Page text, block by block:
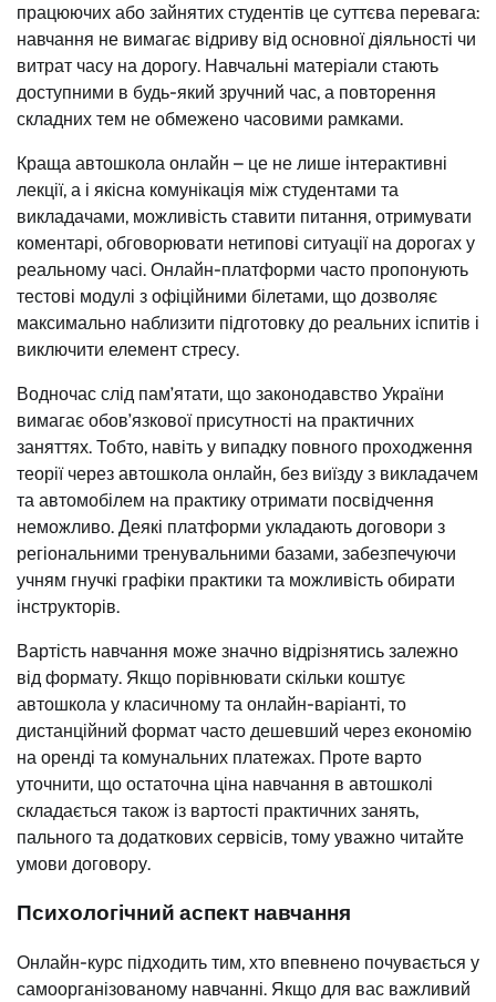
працюючих або зайнятих студентів це суттєва перевага:
навчання не вимагає відриву від основної діяльності чи
витрат часу на дорогу. Навчальні матеріали стають
доступними в будь-який зручний час, а повторення
складних тем не обмежено часовими рамками.
Краща автошкола онлайн – це не лише інтерактивні
лекції, а і якісна комунікація між студентами та
викладачами, можливість ставити питання, отримувати
коментарі, обговорювати нетипові ситуації на дорогах у
реальному часі. Онлайн-платформи часто пропонують
тестові модулі з офіційними білетами, що дозволяє
максимально наблизити підготовку до реальних іспитів і
виключити елемент стресу.
Водночас слід пам’ятати, що законодавство України
вимагає обов’язкової присутності на практичних
заняттях. Тобто, навіть у випадку повного проходження
теорії через автошкола онлайн, без виїзду з викладачем
та автомобілем на практику отримати посвідчення
неможливо. Деякі платформи укладають договори з
регіональними тренувальними базами, забезпечуючи
учням гнучкі графіки практики та можливість обирати
інструкторів.
Вартість навчання може значно відрізнятись залежно
від формату. Якщо порівнювати скільки коштує
автошкола у класичному та онлайн-варіанті, то
дистанційний формат часто дешевший через економію
на оренді та комунальних платежах. Проте варто
уточнити, що остаточна ціна навчання в автошколі
складається також із вартості практичних занять,
пального та додаткових сервісів, тому уважно читайте
умови договору.
Психологічний аспект навчання
Онлайн-курс підходить тим, хто впевнено почувається у
самоорганізованому навчанні. Якщо для вас важливий